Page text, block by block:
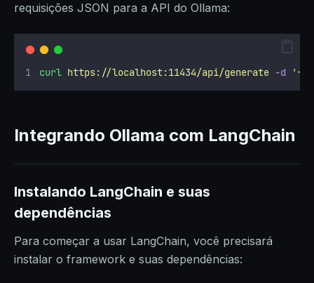
requisições JSON para a API do Ollama:
curl https://localhost:11434/api/generate -d ' {
Integrando Ollama com LangChain
Instalando LangChain e suas
dependências
Para começar a usar LangChain, você precisará
instalar o framework e suas dependências: